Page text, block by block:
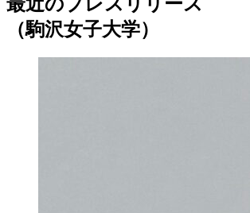
（駒沢女子大学）